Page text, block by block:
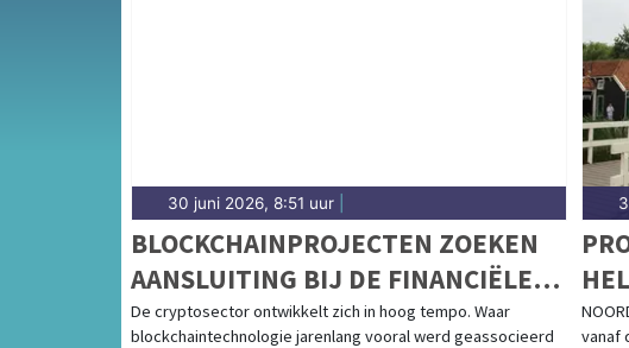
30 juni 2026, 8:51 uur
BLOCKCHAINPROJECTEN ZOEKEN
AANSLUITING BIJ DE FINANCIËLE
WERELD
De cryptosector ontwikkelt zich in hoog tempo. Waar
blockchaintechnologie jarenlang vooral werd geassocieerd
vanaf